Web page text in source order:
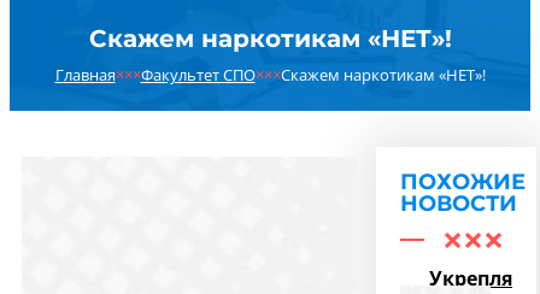
СТУДЕНТУ
ДОПОБРАЗОВАНИЕ
Скажем наркотикам «НЕТ»!
Главная×××Факультет СПО×××Скажем наркотикам «НЕТ»!
ПОХОЖИЕ
НОВОСТИ
Укрепляем